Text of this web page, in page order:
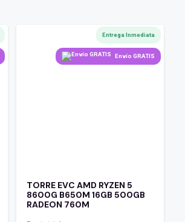
Entrega Inmediata
Envío GRATIS
TORRE EVC AMD RYZEN 5
8600G B650M 16GB 500GB
RADEON 760M